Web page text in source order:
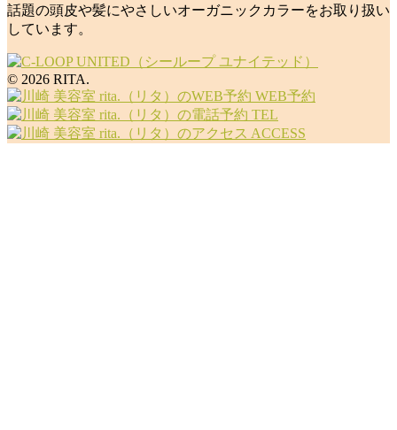
話題の頭皮や髪にやさしいオーガニックカラーをお取り扱い
しています。
© 2026 RITA.
WEB予約
TEL
ACCESS